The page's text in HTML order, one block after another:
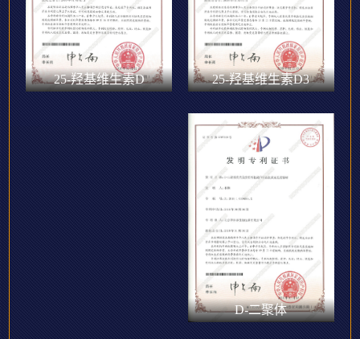
25-羟基维生素D 25-羟基维生素D3
D-二聚体